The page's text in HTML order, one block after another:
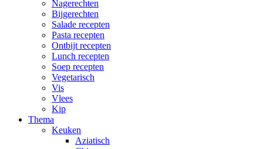
Nagerechten
Bijgerechten
Salade recepten
Pasta recepten
Ontbijt recepten
Lunch recepten
Soep recepten
Vegetarisch
Vis
Vlees
Kip
Thema
Keuken
Aziatisch